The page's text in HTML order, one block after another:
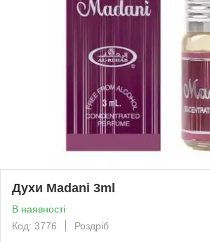
Духи Madani 3ml
В наявності
Код: 3776
Роздріб